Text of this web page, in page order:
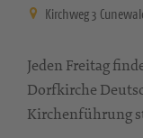
Kirchweg 3
Jeden Freitag
Dorfkirche
Kirchenführung